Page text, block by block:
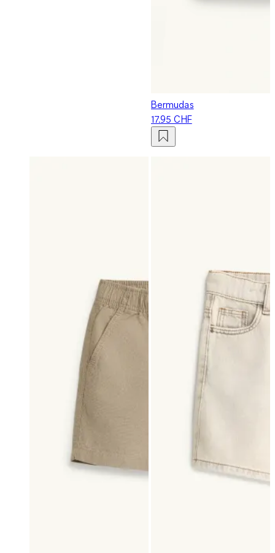
Bermudas
17.95 CHF